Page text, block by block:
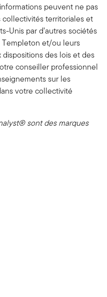
peuvent ne pas
territoriales et
Unis par d’autres sociétés
Templeton et/ou leurs
des lois et des
conseiller professionnel
sur les
votre collectivité
sont des marques